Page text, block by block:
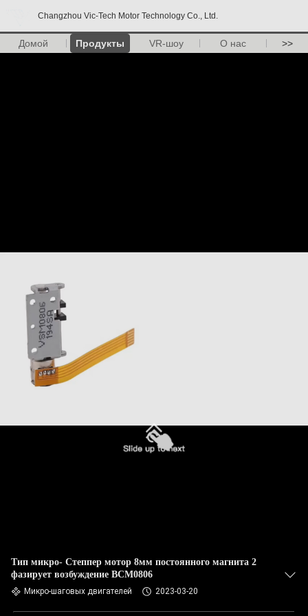
Changzhou Vic-Tech Motor Technology Co., Ltd.
Домой Продукты VR-шоу О нас >>
Тип микро- Степпер мотор 8мм постоянного магнита 2
фазирует возбуждение ВСМ0806
Микро-шаговых двигателей 2023-03-20